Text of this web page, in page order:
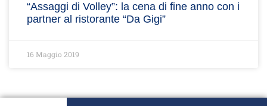
“Assaggi di Volley”: la cena di fine anno con i
partner al ristorante “Da Gigi”
16 Maggio 2019